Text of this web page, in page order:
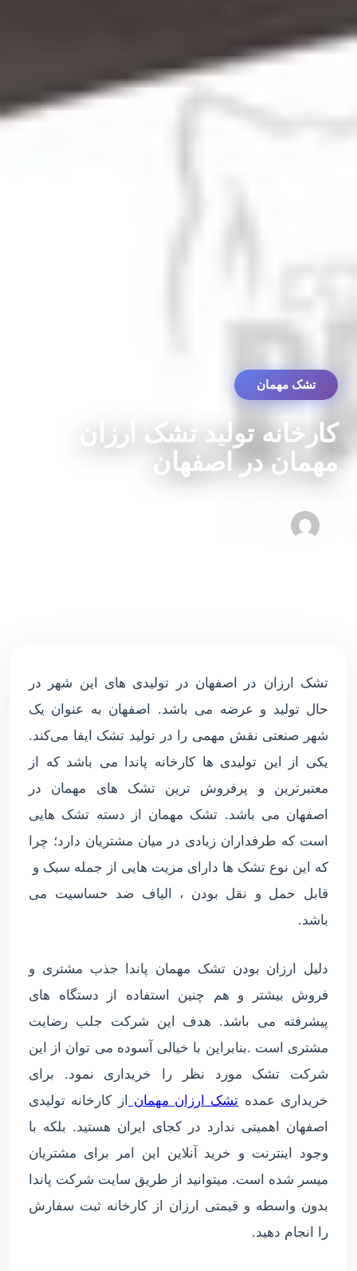
تشک مهمان
کارخانه تولید تشک ارزان
مهمان در اصفهان
تشک ارزان در اصفهان در تولیدی های این شهر در
حال تولید و عرضه می باشد. اصفهان به عنوان یک
شهر صنعتی نقش مهمی را در تولید تشک ایفا می‌کند.
یکی از این تولیدی ها کارخانه پاندا می باشد که از
معتبرترین و پرفروش ترین تشک های مهمان در
اصفهان می باشد. تشک مهمان از دسته تشک هایی
است که طرفداران زیادی در میان مشتریان دارد؛ چرا
که این نوع تشک ها دارای مزیت هایی از جمله سبک و
قابل حمل و نقل بودن ، الیاف ضد حساسیت می
باشد.
دلیل ارزان بودن تشک مهمان پاندا جذب مشتری و
فروش بیشتر و هم چنین استفاده از دستگاه های
پیشرفته می باشد. هدف این شرکت جلب رضایت
مشتری است .بنابراین با خیالی آسوده می توان از این
شرکت تشک مورد نظر را خریداری نمود. برای
خریداری عمده تشک ارزان مهمان
از کارخانه تولیدی
اصفهان اهمیتی ندارد در کجای ایران هستید. بلکه با
وجود اینترنت و خرید آنلاین این امر برای مشتریان
میسر شده است. میتوانید از طریق سایت شرکت پاندا
بدون واسطه و قیمتی ارزان از کارخانه ثبت سفارش
را انجام دهید.